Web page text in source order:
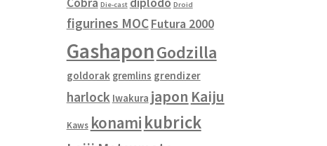
Die-cast Droid
figurines MOCFutura 2000
GashaponGodzilla
goldorak gremlins grendizer
harlock Iwakura japon Kaiju
Kaws konami kubrick